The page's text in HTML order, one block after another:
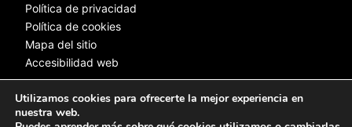
Política de privacidad
Política de cookies
Mapa del sitio
Accesibilidad web
© 2025 Web desarrollada por el Servicio de Informática de Diputación
Utilizamos cookies para ofrecerte la mejor experiencia en
nuestra web.